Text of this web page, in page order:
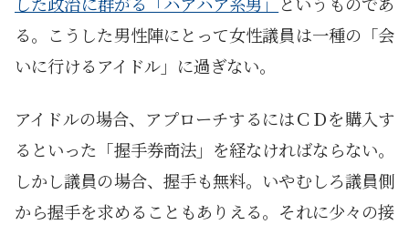
る。こうした男性陣にとって女性議員は一種の「会
いに行けるアイドル」に過ぎない。
アイドルの場合、アプローチするにはＣＤを購入す
るといった「握手券商法」を経なければならない。
しかし議員の場合、握手も無料。いやむしろ議員側
から握手を求めることもありえる。それに少々の接